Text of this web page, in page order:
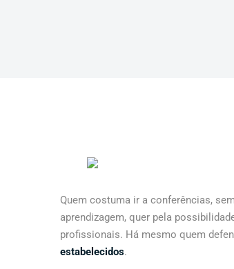
Quem costuma ir a conferências,
aprendizagem, quer pela
profissionais. Há mesmo quem
estabelecidos.